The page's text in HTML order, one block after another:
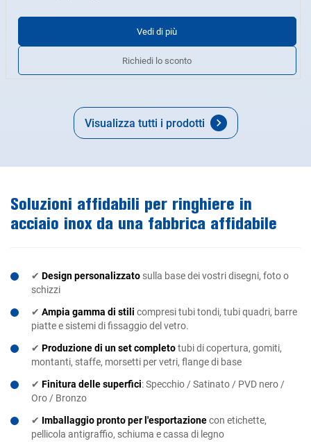
di tubi orizzontali, montanti verticali e piastre di base o terminali
decorativi opzionali, adatti per superstrade, gallerie, ponti o aree
pedonali.
Spessore della parete:Da 0,4 mm a 5,0 mm
Liscio, senza bave e senza graffi,
ammaccature, stratificazioni o crepe. Disponibile in finitura
industriale, spazzolata o lucida a specchio.
Servizi personalizzati:Le dimensioni, la forma del tubo, i
adattati alle specifiche del progetto.
Vedi di più
Richiedi lo sconto
Visualizza tutti i prodotti
Soluzioni affidabili per ringhiere in
acciaio inox da una fabbrica affidabile
✔ Design personalizzato sulla base dei vostri disegni, foto o
schizzi
✔ Ampia gamma di stili compresi tubi tondi, tubi quadri, barre
piatte e sistemi di fissaggio del vetro.
✔ Produzione di un set completotubi di copertura, gomiti,
montanti, staffe, morsetti per vetri, flange di base
✔ Finitura delle superfici: Specchio / Satinato / PVD nero /
Oro / Bronzo
✔ Imballaggio pronto per l'esportazionecon etichette,
pellicola antigraffio, schiuma e cassa di legno